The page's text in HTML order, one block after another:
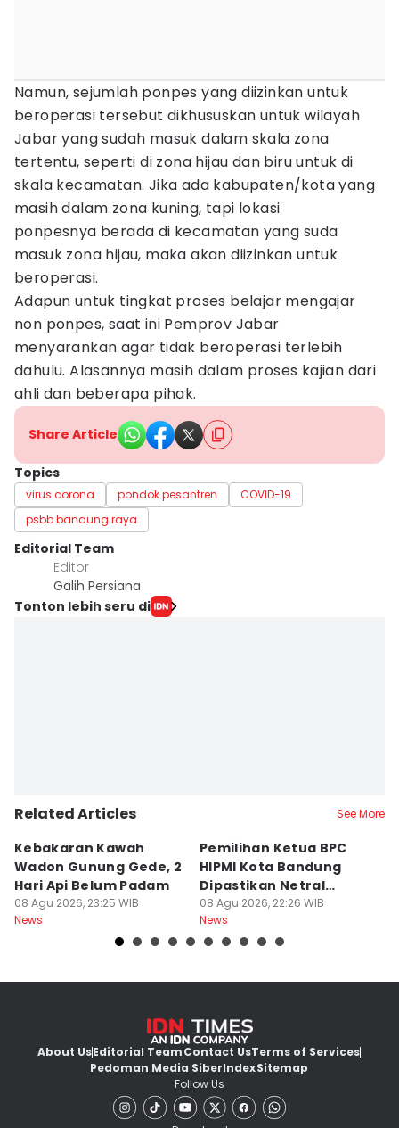
Namun, sejumlah ponpes yang diizinkan untuk
beroperasi tersebut dikhususkan untuk wilayah
Jabar yang sudah masuk dalam skala zona
tertentu, seperti di zona hijau dan biru untuk di
skala kecamatan. Jika ada kabupaten/kota yang
masih dalam zona kuning, tapi lokasi
ponpesnya berada di kecamatan yang suda
masuk zona hijau, maka akan diizinkan untuk
beroperasi.
Adapun untuk tingkat proses belajar mengajar
non ponpes, saat ini Pemprov Jabar
menyarankan agar tidak beroperasi terlebih
dahulu. Alasannya masih dalam proses kajian dari
ahli dan beberapa pihak.
Share Article
Topics
virus corona pondok pesantren
COVID-19
psbb bandung raya
Editorial Team
Editor
Galih Persiana
Tonton lebih seru di
Related Articles See More
Kebakaran Kawah
Wadon Gunung Gede, 2
Hari Api Belum Padam
08 Agu 2026, 23:25 WIB
News
Pemilihan Ketua BPC
HIPMI Kota Bandung
Dipastikan Netral
Tanpa Tekanan
08 Agu 2026, 22:26 WIB
News
About UsEditorial TeamContact UsTerms of Services
Pedoman Media SiberIndexSitemap
Follow Us